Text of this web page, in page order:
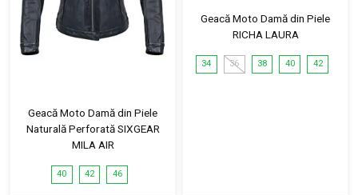
Geacă Moto Damă din Piele
Naturală Perforată SIXGEAR
MILA AIR
40 42 46
Geacă Moto Damă din Piele
RICHA LAURA
34 36 38 40 42